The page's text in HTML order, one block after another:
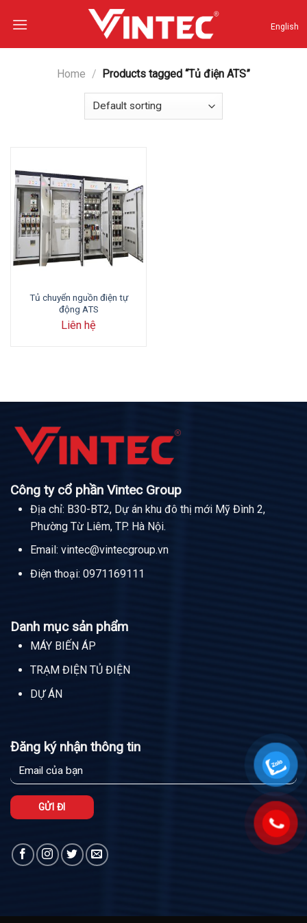
English
Home / Products tagged “Tủ điện ATS”
Tủ chuyển nguồn điện tự
động ATS
Liên hệ
Công ty cổ phần Vintec Group
Địa chỉ: B30-BT2, Dự án khu đô thị mới Mỹ Đình 2,
Phường Từ Liêm, TP. Hà Nội.
Email:vintec@vintecgroup.vn
Điện thoại:0971169111
Danh mục sản phẩm
MÁY BIẾN ÁP
TRẠM ĐIỆN TỦ ĐIỆN
DỰ ÁN
Đăng ký nhận thông tin